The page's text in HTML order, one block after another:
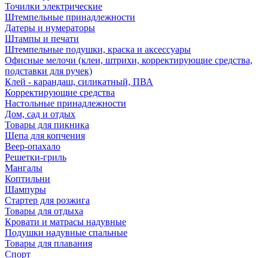
Точилки электрические
Штемпельные принадлежности
Датеры и нумераторы
Штампы и печати
Штемпельные подушки, краска и аксессуары
Офисные мелочи (клеи, штрихи, корректирующие средства,
подставки для ручек)
Клей - карандаш, силикатный, ПВА
Корректирующие средства
Настольные принадлежности
Дом, сад и отдых
Товары для пикника
Щепа для копчения
Веер-опахало
Решетки-гриль
Мангалы
Коптильни
Шампуры
Стартер для розжига
Товары для отдыха
Кровати и матрасы надувные
Подушки надувные спальные
Товары для плавания
Спорт